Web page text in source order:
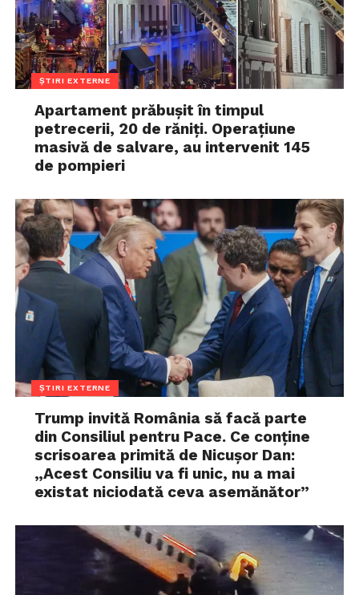
ȘTIRI EXTERNE
Apartament prăbușit în timpul
petrecerii, 20 de răniți. Operațiune
masivă de salvare, au intervenit 145
de pompieri
ȘTIRI EXTERNE
Trump invită România să facă parte
din Consiliul pentru Pace. Ce conține
scrisoarea primită de Nicușor Dan:
„Acest Consiliu va fi unic, nu a mai
existat niciodată ceva asemănător”